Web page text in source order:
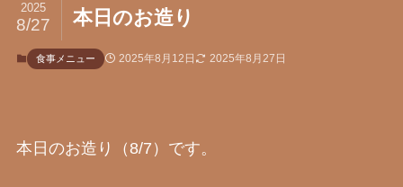
本日のお造り
2025
8/27
食事メニュー 2025年8月12日 2025年8月27日
本日のお造り（8/7）です。